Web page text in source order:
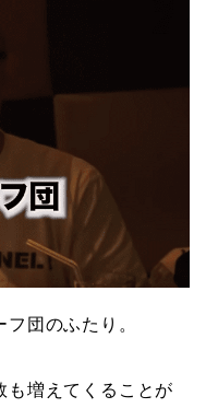
団のふたり。
も増えてくることが